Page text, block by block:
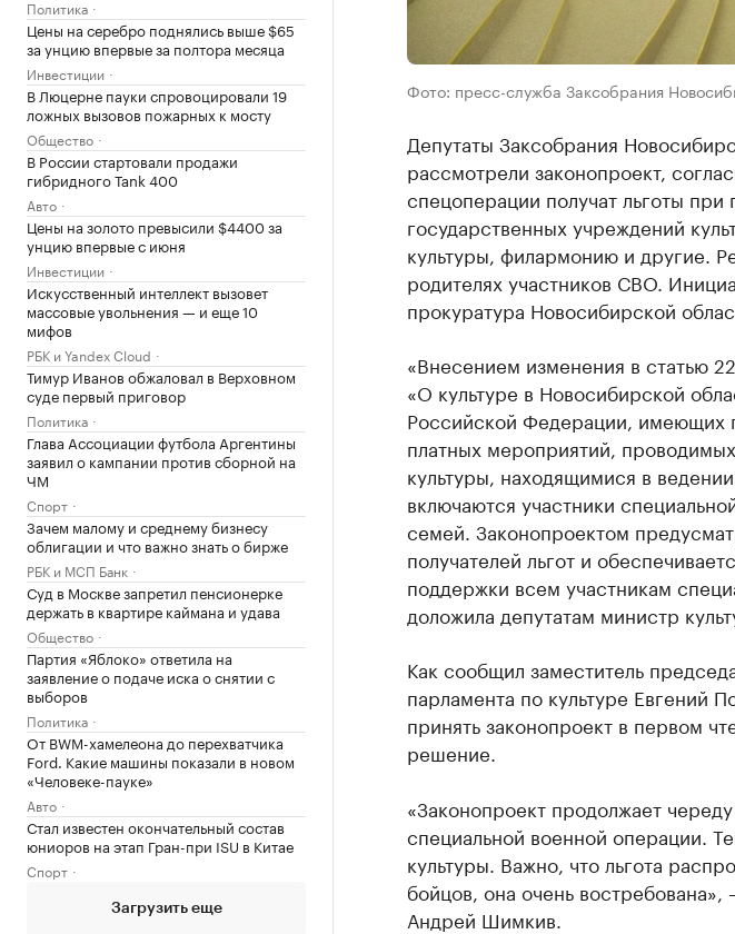
Политика
Цены на серебро поднялись выше $65
за унцию впервые за полтора месяца
Инвестиции
В Люцерне пауки спровоцировали 19
ложных вызовов пожарных к мосту
Общество
В России стартовали продажи
гибридного Tank 400
Авто
Цены на золото превысили $4400 за
унцию впервые с июня
Инвестиции
Искусственный интеллект вызовет
массовые увольнения — и еще 10
мифов
РБК и Yandex Cloud
Тимур Иванов обжаловал в Верховном
суде первый приговор
Политика
Глава Ассоциации футбола Аргентины
заявил о кампании против сборной на
ЧМ
Спорт
Зачем малому и среднему бизнесу
облигации и что важно знать о бирже
РБК и МСП Банк
Суд в Москве запретил пенсионерке
держать в квартире каймана и удава
Общество
Партия «Яблоко» ответила на
заявление о подаче иска о снятии с
выборов
Политика
От BWM-хамелеона до перехватчика
Ford. Какие машины показали в новом
«Человеке-пауке»
Авто
Стал известен окончательный состав
юниоров на этап Гран-при ISU в Китае
Спорт
Загрузить еще
Фото: пресс-служба Заксобрания
Депутаты Заксобрания
рассмотрели законопроект,
спецоперации получат льготы
государственных учреждений
культуры, филармонию и другие.
родителях участников СВО.
прокуратура Новосибирской
«Внесением изменения в статью
«О культуре в Новосибирской
Российской Федерации, имеющих
платных мероприятий,
культуры, находящимися в
включаются участники
семей. Законопроектом
получателей льгот и
поддержки всем участникам
доложила депутатам министр
Как сообщил заместитель
парламента по культуре Евгений
принять законопроект в первом
решение.
«Законопроект продолжает
специальной военной операции.
культуры. Важно, что льгота
бойцов, она очень
Андрей Шимкив.